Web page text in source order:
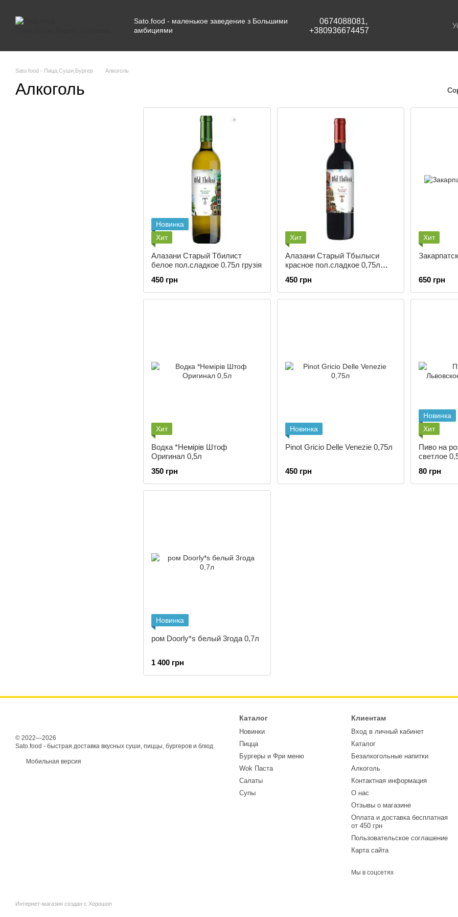
Sato.food - маленькое заведение з Большими
амбициями
0674088081,
+380936674457
Sato.food - Пица,Суши,Бургер Алкоголь
Алкоголь
Новинка
Хит
Алазани Старый Тбилист
белое пол.сладкое 0.75л грузія
450 грн
Хит
Алазани Старый Тбылыси
красное пол.сладкое 0,75л
450 грн
Хит
650 грн
Хит
Водка *Немірів Штоф
Оригинал 0,5л
350 грн
Новинка
Pinot Gricio Delle Venezie 0,75л
450 грн
Новинка
Хит
Пиво на
светлое
80 грн
Новинка
ром Doorly*s белый 3года 0,7л
1 400 грн
© 2022—2026
Sato.food - быстрая доставка вкусных суши, пиццы, бургеров и блюд
Мобильная версия
Интернет-магазин создан с Хорошоп
Каталог
Новинки
Пицца
Бургеры и Фри меню
Wok Паста
Салаты
Супы
Клиентам
Вход в личный кабинет
Каталог
Безалкогольные напитки
Алкоголь
Контактная информация
О нас
Отзывы о магазине
Оплата и доставка бесплатная
от 450 грн
Пользовательское соглашение
Карта сайта
Мы в соцсетях